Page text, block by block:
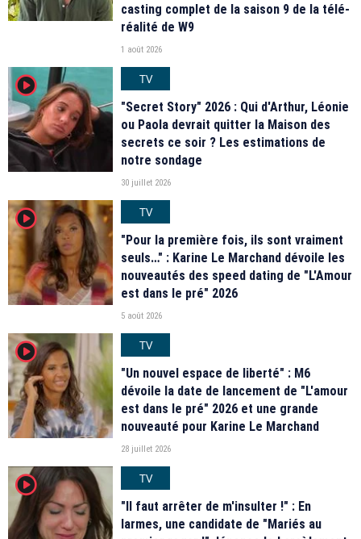
casting complet de la saison 9 de la télé-
réalité de W9
1 août 2026
player2
TV
"Secret Story" 2026 : Qui d'Arthur, Léonie
ou Paola devrait quitter la Maison des
secrets ce soir ? Les estimations de
notre sondage
30 juillet 2026
player2
TV
"Pour la première fois, ils sont vraiment
seuls…" : Karine Le Marchand dévoile les
nouveautés des speed dating de "L'Amour
est dans le pré" 2026
5 août 2026
player2
TV
"Un nouvel espace de liberté" : M6
dévoile la date de lancement de "L'amour
est dans le pré" 2026 et une grande
nouveauté pour Karine Le Marchand
28 juillet 2026
player2
TV
"Il faut arrêter de m'insulter !" : En
larmes, une candidate de "Mariés au